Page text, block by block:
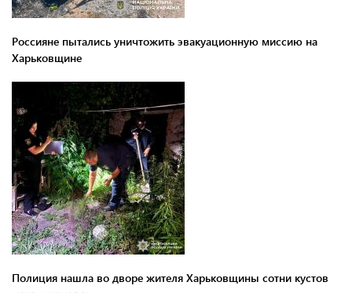
Россияне пытались уничтожить эвакуационную миссию на
Харьковщине
Полиция нашла во дворе жителя Харьковщины сотни кустов